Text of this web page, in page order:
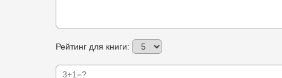
Рейтинг для книги: